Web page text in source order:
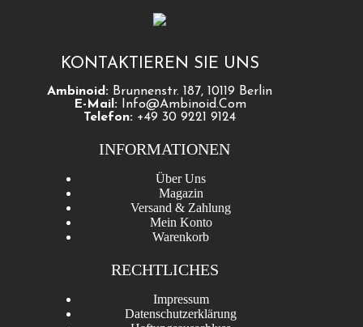
KONTAKTIEREN SIE UNS
Ambinoid: Brunnenstr. 187, 10119 Berlin
E-Mail:
Info@ambinoid.com
Telefon: +49 30 9221 9124
INFORMATIONEN
Über Uns
Magazin
Versand & Zahlung
Mein Konto
Warenkorb
RECHTLICHES
Impressum
Datenschutzerklärung